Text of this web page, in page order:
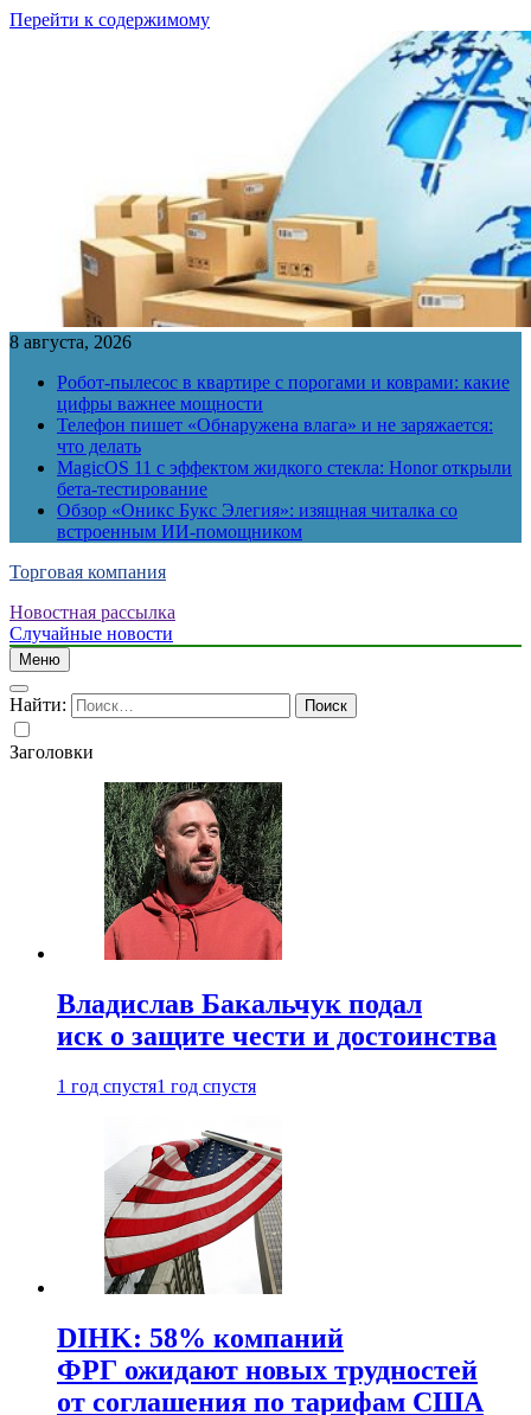
Перейти к содержимому
8 августа, 2026
Робот-пылесос в квартире с порогами и коврами: какие
цифры важнее мощности
Телефон пишет «Обнаружена влага» и не заряжается:
что делать
MagicOS 11 с эффектом жидкого стекла: Honor открыли
бета-тестирование
Обзор «Оникс Букс Элегия»: изящная читалка со
встроенным ИИ-помощником
Торговая компания
Новостная рассылка
Случайные новости
Меню
Найти:
Заголовки
Владислав Бакальчук подал
иск о защите чести и достоинства
1 год спустя1 год спустя
DIHK: 58% компаний
ФРГ ожидают новых трудностей
от соглашения по тарифам США